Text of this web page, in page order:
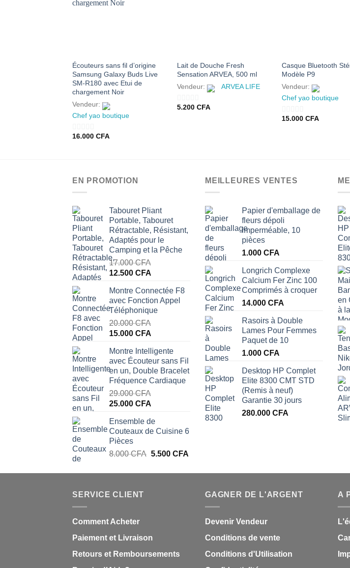
Écouteurs sans fil d’origine
Samsung Galaxy Buds Live
SM-R180 avec Etui de
chargement Noir
Vendeur:
Chef yao boutique
0
16.000 CFA
Lait de Douche Fresh
Sensation ARVEA, 500 ml
Vendeur:
ARVEA LIFE
0
5.200 CFA
Casque Bluetooth
Modèle P9
Vendeur:
Chef yao boutique
0
15.000 CFA
EN PROMOTION
Tabouret Pliant
Portable, Tabouret
Rétractable, Résistant,
Adaptés pour le
Camping et la Pêche
17.000CFA
Le
initial
était :
17.000 CFA.
12.500 CFA
actuel
est :
12.500 CFA.
Montre Connectée F8
avec Fonction Appel
Téléphonique
20.000CFA
Le
initial
était :
20.000 CFA.
15.000 CFA
actuel
est :
15.000 CFA.
Montre Intelligente
avec Écouteur sans Fil
en un, Double Bracelet
Fréquence Cardiaque
29.000CFA
Le
initial
était :
29.000 CFA.
25.000 CFA
actuel
est :
Ensemble de
Couteaux de Cuisine 6
Pièces
8.000CFA Le
initial
5.500 CFALe
actuel
5.500 CFA.
MEILLEURES VENTES
Papier d'emballage de
fleurs dépoli
imperméable, 10
pièces
1.000 CFA
Longrich Complexe
Calcium Fer Zinc 100
Comprimés à croquer
14.000 CFA
Rasoirs à Double
Lames Pour Femmes
Paquet de 10
1.000 CFA
Desktop HP Complet
Elite 8300 CMT STD
(Remis à neuf)
Garantie 30 jours
280.000 CFA
SERVICE CLIENT
Comment Acheter
Paiement et Livraison
Retours et Remboursements
GAGNER DE L'ARGENT
Devenir Vendeur
Conditions de vente
Conditions d'Utilisation
A